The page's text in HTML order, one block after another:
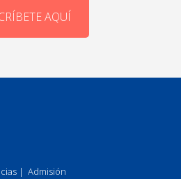
AQUÍ
| Admisión